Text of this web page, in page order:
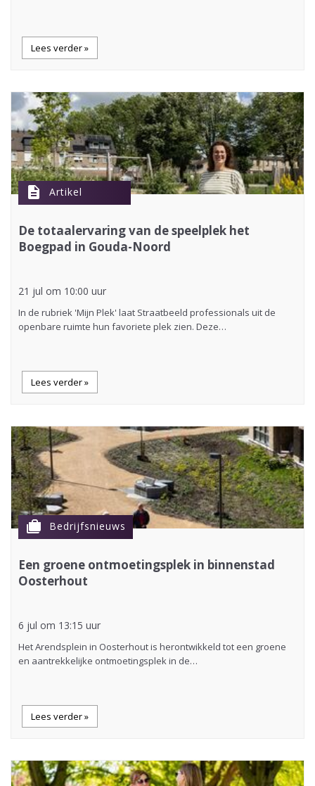
Lees verder »
description Artikel
De totaalervaring van de speelplek het
Boegpad in Gouda-Noord
21 jul om 10:00 uur
In de rubriek 'Mijn Plek' laat Straatbeeld professionals uit de
openbare ruimte hun favoriete plek zien. Deze…
Lees verder »
cases Bedrijfsnieuws
Een groene ontmoetingsplek in binnenstad
Oosterhout
6 jul om 13:15 uur
Het Arendsplein in Oosterhout is herontwikkeld tot een groene
en aantrekkelijke ontmoetingsplek in de…
Lees verder »